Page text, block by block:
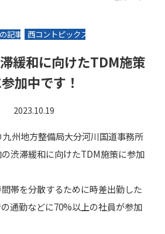
記事 西コントピックス
緩和に向けたTDM施策
加中です！
2023.10.19
九州地方整備局大分河川国道事務所
渋滞緩和に向けたTDM施策に参加
帯を分散するために時差出勤した
通勤などに70%以上の社員が参加